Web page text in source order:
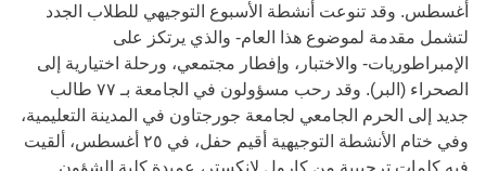
أغسطس. وقد تنوعت أنشطة الأسبوع التوجيهي للطلاب الجدد
لتشمل مقدمة لموضوع هذا العام- والذي يرتكز على
الإمبراطوريات- والاختبار، وإفطار مجتمعي، ورحلة اختيارية إلى
الصحراء (البر). وقد رحب مسؤولون في الجامعة بـ ٧٧ طالب
جديد إلى الحرم الجامعي لجامعة جورجتاون في المدينة التعليمية،
وفي ختام الأنشطة التوجيهية أقيم حفل، في ٢٥ أغسطس، ألقيت
فيه كلمات ترحيبية من كارول لانكستر، عميدة كلية الشؤون